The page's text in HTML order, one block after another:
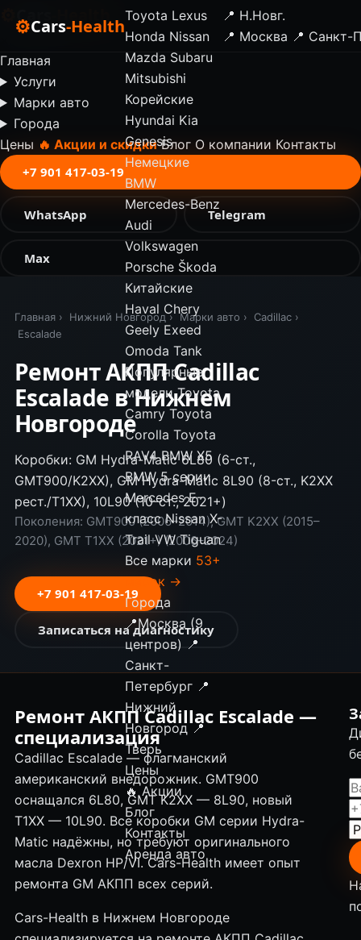
⚙Cars-HealthToyota Lexus
Honda Nissan
Mazda Subaru
Mitsubishi
Корейские
Hyundai Kia
Genesis
Немецкие
BMW
Mercedes-Benz
Audi
Volkswagen
Porsche Škoda
Китайские
Haval Chery
Geely Exeed
Omoda Tank
Популярные
модели Toyota
Camry Toyota
Corolla Toyota
RAV4 BMW X5
BMW 5 серии
Mercedes E-
класс Nissan X-
Trail VW Tiguan
Все марки 53+
марок →
Города
📍Москва (9
центров) 📍
Санкт-
Петербург 📍
Нижний
Новгород 📍
Тверь
Цены
🔥 Акции
Блог
Контакты
Аренда авто
📍 Н.Новг.
📍 Москва 📍 Санкт-
Cars -Health
Главная
Услуги
Марки авто
Города
Цены 🔥 Акции и скидки Блог О компании Контакты
+7 901 417-03-19
WhatsApp Telegram
Max
Главная › Нижний Новгород › Марки авто › Cadillac ›
Escalade
Ремонт АКПП Cadillac
Escalade в Нижнем
Новгороде
Коробки: GM Hydra-Matic 6L80 (6-ст.,
GMT900/K2XX), GM Hydra-Matic 8L90 (8-ст., K2XX
рест./T1XX), 10L90 (10-ст., 2021+)
Поколения: GMT900 (2006–2014), GMT K2XX (2015–
2020), GMT T1XX (2021+) (2006–2024)
+7 901 417-03-19
Записаться на диагностику
Ремонт АКПП Cadillac Escalade —
специализация
Cadillac Escalade — флагманский
американский внедорожник. GMT900
оснащался 6L80, GMT K2XX — 8L90, новый
T1XX — 10L90. Все коробки GM серии Hydra-
Matic надёжны, но требуют оригинального
масла Dexron HP/VI. Cars-Health имеет опыт
ремонта GM АКПП всех серий.
Cars-Health в Нижнем Новгороде